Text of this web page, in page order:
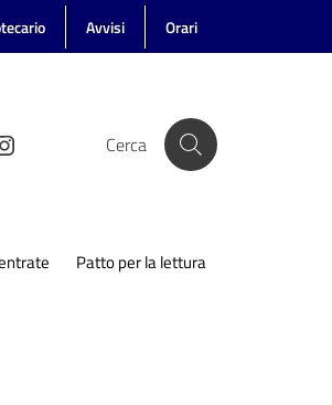
Avvisi Orari
Cerca
Patto per la lettura